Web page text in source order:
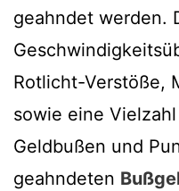
geahndet werden.
Rotlicht-Verstöße,
sowie eine
Geldbußen und
geahndeten